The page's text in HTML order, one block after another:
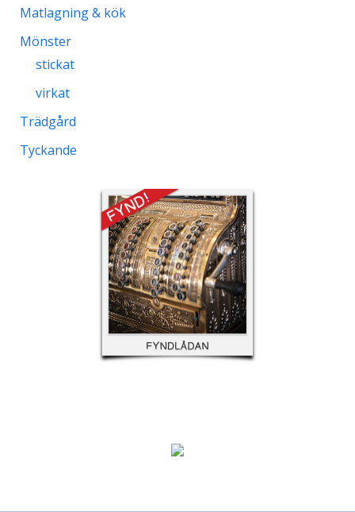
Matlagning & kök
Mönster
stickat
virkat
Trädgård
Tyckande